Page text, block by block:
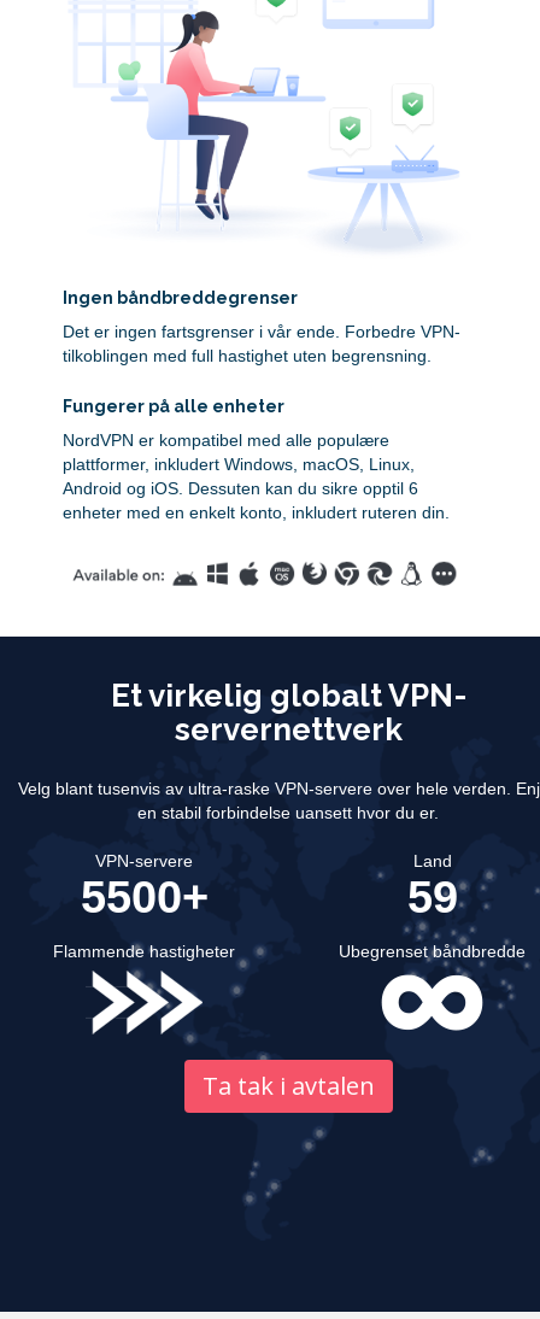
Ingen båndbreddegrenser
Det er ingen fartsgrenser i vår ende. Forbedre VPN-
tilkoblingen med full hastighet uten begrensning.
Fungerer på alle enheter
NordVPN er kompatibel med alle populære
plattformer, inkludert Windows, macOS, Linux,
Android og iOS. Dessuten kan du sikre opptil 6
enheter med en enkelt konto, inkludert ruteren din.
Et virkelig globalt VPN-
servernettverk
Velg blant tusenvis av ultra-raske VPN-servere over hele verden.
en stabil forbindelse uansett hvor du er.
VPN-servere
5500+
Land
59
Flammende hastigheter Ubegrenset båndbredde
Ta tak i avtalen